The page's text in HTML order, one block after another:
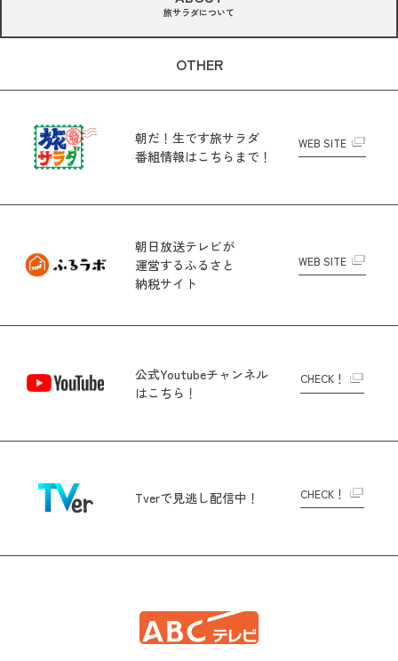
旅サラダについて
OTHER
朝だ！生です旅サラダ
番組情報はこちらまで！
WEB SITE
朝日放送テレビが
運営するふるさと
納税サイト
WEB SITE
公式Youtubeチャンネル
はこちら！
CHECK！
Tverで見逃し配信中！ CHECK！